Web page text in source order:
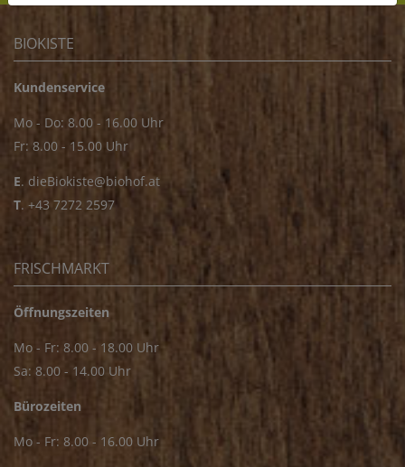
BIOKISTE
Kundenservice
Mo - Do: 8.00 - 16.00 Uhr
Fr: 8.00 - 15.00 Uhr
E. dieBiokiste@biohof.at
T. +43 7272 2597
FRISCHMARKT
Öffnungszeiten
Mo - Fr: 8.00 - 18.00 Uhr
Sa: 8.00 - 14.00 Uhr
Bürozeiten
Mo - Fr: 8.00 - 16.00 Uhr